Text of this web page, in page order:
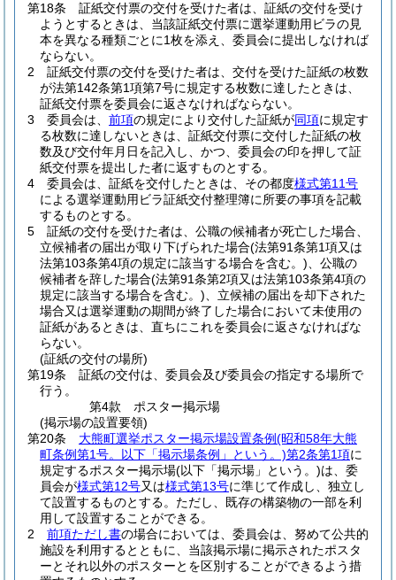
第18条
証紙交付票の交付を受けた者は、証紙の交付を受け
ようとするときは、当該証紙交付票に選挙運動用ビラの見
本を異なる種類ごとに1枚を添え、委員会に提出しなければ
ならない。
2
証紙交付票の交付を受けた者は、交付を受けた証紙の枚数
が法第142条第1項第7号に規定する枚数に達したときは、
証紙交付票を委員会に返さなければならない。
3
委員会は、 前項の規定により交付した証紙が同項に規定す
る枚数に達しないときは、証紙交付票に交付した証紙の枚
数及び交付年月日を記入し、かつ、委員会の印を押して証
紙交付票を提出した者に返すものとする。
4
委員会は、証紙を交付したときは、その都度様式第11号
による選挙運動用ビラ証紙交付整理簿に所要の事項を記載
するものとする。
5
証紙の交付を受けた者は、公職の候補者が死亡した場合、
立候補者の届出が取り下げられた場合(法第91条第1項又は
法第103条第4項の規定に該当する場合を含む。) 、公職の
候補者を辞した場合(法第91条第2項又は法第103条第4項の
規定に該当する場合を含む。) 、立候補の届出を却下された
場合又は選挙運動の期間が終了した場合において未使用の
証紙があるときは、直ちにこれを委員会に返さなければな
らない。
(証紙の交付の場所)
第19条
証紙の交付は、委員会及び委員会の指定する場所で
行う。
第4款
ポスター掲示場
(掲示場の設置要領)
第20条
大熊町選挙ポスター掲示場設置条例(昭和58年大熊
町条例第1号。以下「掲示場条例」という。)第2条第1項に
規定するポスター掲示場(以下「掲示場」という。)は、委
員会が様式第12号又は様式第13号に準じて作成し、独立し
て設置するものとする。 ただし、既存の構築物の一部を利
用して設置することができる。
2
前項ただし書の場合においては、委員会は、努めて公共的
施設を利用するとともに、当該掲示場に掲示されたポスタ
ーとそれ以外のポスターとを区別することができるよう措